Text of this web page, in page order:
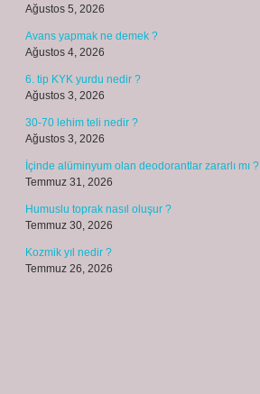
Ağustos 5, 2026
Avans yapmak ne demek ?
Ağustos 4, 2026
6. tip KYK yurdu nedir ?
Ağustos 3, 2026
30-70 lehim teli nedir ?
Ağustos 3, 2026
İçinde alüminyum olan deodorantlar zararlı mı ?
Temmuz 31, 2026
Humuslu toprak nasıl oluşur ?
Temmuz 30, 2026
Kozmik yıl nedir ?
Temmuz 26, 2026